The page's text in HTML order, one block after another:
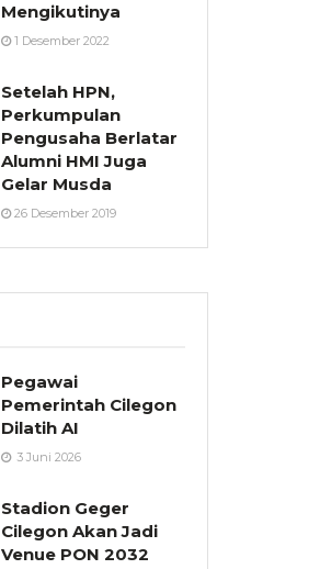
Mengikutinya
1 Desember 2022
Setelah HPN,
Perkumpulan
Pengusaha Berlatar
Alumni HMI Juga
Gelar Musda
26 Desember 2019
Pegawai
Pemerintah Cilegon
Dilatih AI
3 Juni 2026
Stadion Geger
Cilegon Akan Jadi
Venue PON 2032